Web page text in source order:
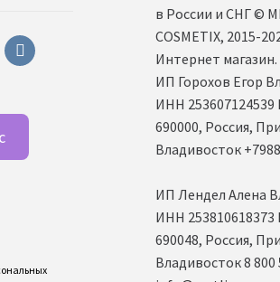
vkontakte
в России и СНГ ©️
COSMETIX, 2015-
Интернет магазин.
ИП Горохов Егор
ИНН 253607124539
690000, Россия,
Владивосток
ИП Лендел Алена
ИНН 253810618373
690048, Россия,
Владивосток 8 800